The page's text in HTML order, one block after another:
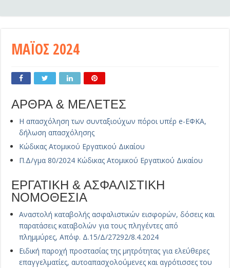
ΜΑΪΟΣ 2024
ΑΡΘΡΑ & ΜΕΛΕΤΕΣ
Η απασχόληση των συνταξιούχων πόροι υπέρ e-ΕΦΚΑ,
δήλωση απασχόλησης
Κώδικας Ατομικού Εργατικού Δικαίου
Π.Δ/γμα 80/2024 Κώδικας Ατομικού Εργατικού Δικαίου
ΕΡΓΑΤΙΚΗ & ΑΣΦΑΛΙΣΤΙΚΗ
ΝΟΜΟΘΕΣΙΑ
Αναστολή καταβολής ασφαλιστικών εισφορών, δόσεις και
παρατάσεις καταβολών για τους πληγέντες από
πλημμύρες, Απόφ. Δ.15/Δ/27292/8.4.2024
Ειδική παροχή προστασίας της μητρότητας για ελεύθερες
επαγγελματίες, αυτοαπασχολούμενες και αγρότισσες του